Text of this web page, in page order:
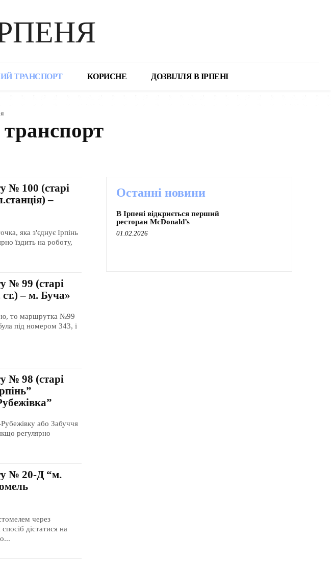
ТРАНСПОРТ КОРИСНЕ ДОЗВІЛЛЯ В ІРПЕНІ
№ 100 (старі
–
яка з'єднує Ірпінь
їздить на роботу,
№ 99 (старі
– м. Буча»
то маршрутка №99
під номером 343, і
№ 98 (старі
або Забуччя
регулярно
№ 20-Д “м.
через
дістатися на
Останні новини
В Ірпені відкриється перший
ресторан McDonald’s
01.02.2026